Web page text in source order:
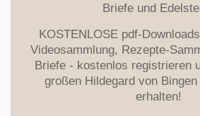
Dr.Wighard Strehlow
Kontakt / Anfahrt
Briefe und
KOSTENLOSE pdf-
Videosammlung, Rezepte-
Briefe - kostenlos registrieren
großen Hildegard von
erhalten!